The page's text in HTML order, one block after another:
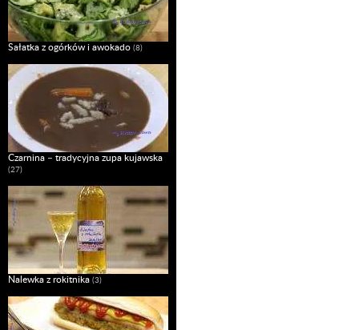
Sałatka z ogórków i awokado (8)
Czarnina – tradycyjna zupa kujawska
(27)
Nalewka z rokitnika (3)